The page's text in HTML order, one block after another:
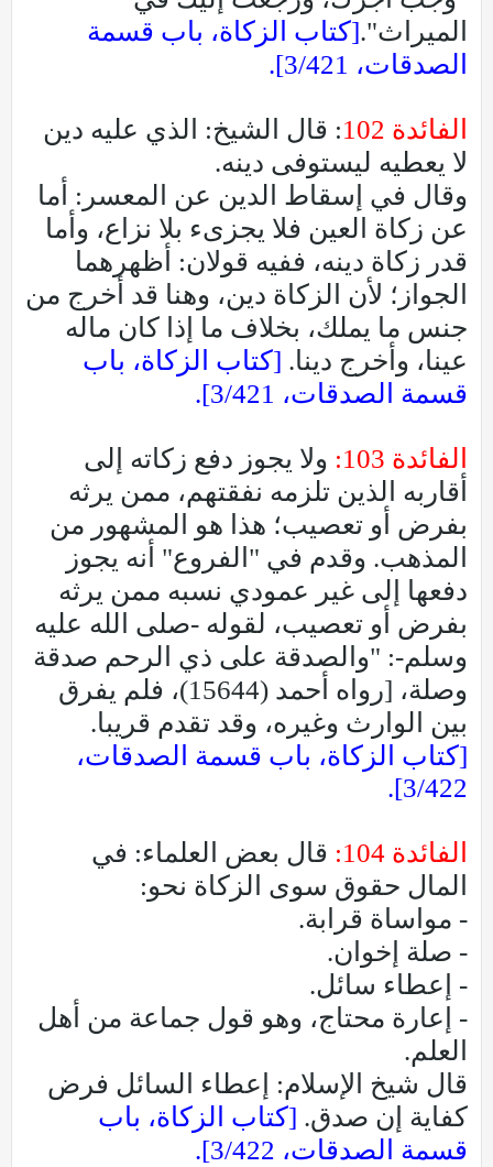
الميراث".[كتاب الزكاة، باب قسمة
الصدقات، 3/421].
الفائدة 102
: قال الشيخ: الذي عليه دين
لا يعطيه ليستوفى دينه.
وقال في إسقاط الدين عن المعسر: أما
عن زكاة العين فلا يجزىء بلا نزاع، وأما
قدر زكاة دينه، ففيه قولان: أظهرهما
الجواز؛ لأن الزكاة دين، وهنا قد أخرج من
جنس ما يملك، بخلاف ما إذا كان ماله
عينا، وأخرج دينا. [كتاب الزكاة، باب
قسمة الصدقات، 3/421].
الفائدة 103:
ولا يجوز دفع زكاته إلى
أقاربه الذين تلزمه نفقتهم، ممن يرثه
بفرض أو تعصيب؛ هذا هو المشهور من
المذهب. وقدم في "الفروع" أنه يجوز
دفعها إلى غير عمودي نسبه ممن يرثه
بفرض أو تعصيب، لقوله -صلى الله عليه
وسلم-: "والصدقة على ذي الرحم صدقة
وصلة، [رواه أحمد (15644)، فلم يفرق
بين الوارث وغيره، وقد تقدم قريبا.
[كتاب الزكاة، باب قسمة الصدقات،
3/422].
الفائدة 104:
قال بعض العلماء: في
المال حقوق سوى الزكاة نحو:
- مواساة قرابة.
- صلة إخوان.
- إعطاء سائل.
- إعارة محتاج، وهو قول جماعة من أهل
العلم.
قال شيخ الإسلام: إعطاء السائل فرض
كفاية إن صدق. [كتاب الزكاة، باب
قسمة الصدقات، 3/422].